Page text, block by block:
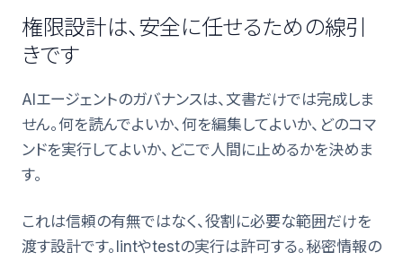
権限設計は、安全に任せるための線引
きです
AIエージェントのガバナンスは、文書だけでは完成しま
せん。何を読んでよいか、何を編集してよいか、どのコマ
ンドを実行してよいか、どこで人間に止めるかを決めま
す。
これは信頼の有無ではなく、役割に必要な範囲だけを
渡す設計です。lintやtestの実行は許可する。秘密情報の